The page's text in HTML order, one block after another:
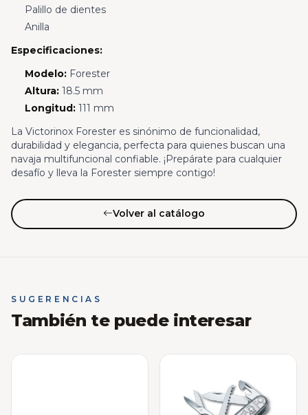
Palillo de dientes
Anilla
Especificaciones:
Modelo:Forester
Altura:18.5 mm
Longitud:111 mm
La Victorinox Forester es sinónimo de funcionalidad,
durabilidad y elegancia, perfecta para quienes buscan una
navaja multifuncional confiable. ¡Prepárate para cualquier
desafío y lleva la Forester siempre contigo!
Volver al catálogo
SUGERENCIAS
También te puede interesar